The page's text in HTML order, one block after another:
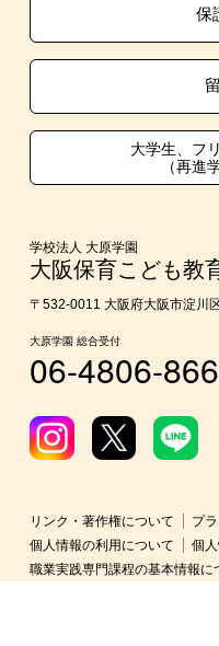
面接のみによる特待生
取得資格による特待
クラブ特待生制度
吹奏楽部による特待生
大学・短大・公務員併
親族紹介制度
保
大学生、フ
（再進
学校法人 大原学園
大阪保育こども教
〒532-0011 大阪府大阪市淀川
大原学園 総合受付
06-4806-
リンク・著作権について
プ
個人情報の利用について
個
職業実践専門課程の基本情報に